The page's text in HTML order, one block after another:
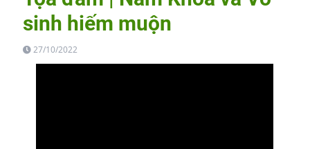
sinh hiếm muộn
27/10/2022